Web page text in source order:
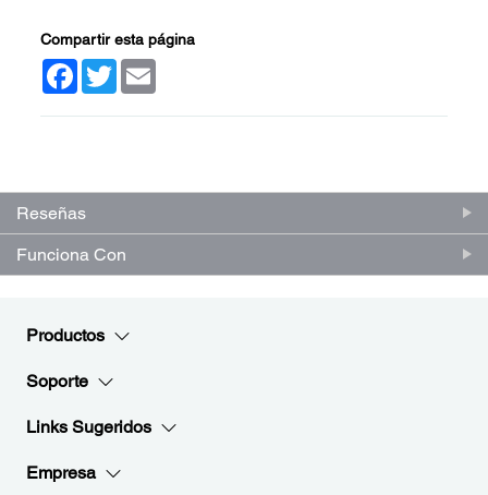
Compartir esta página
Facebook
Twitter
Enlace
la
Reseñas
Funciona Con
Productos
Soporte
Links Sugeridos
Empresa